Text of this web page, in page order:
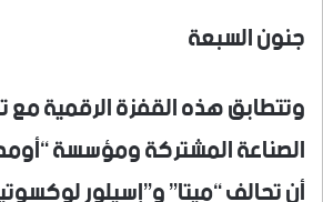
جنون السبعة
وتتطابق هذه القفزة الرقمية مع
الصناعة المشتركة ومؤسسة